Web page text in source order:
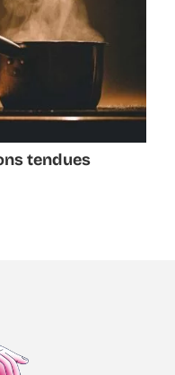
tendues